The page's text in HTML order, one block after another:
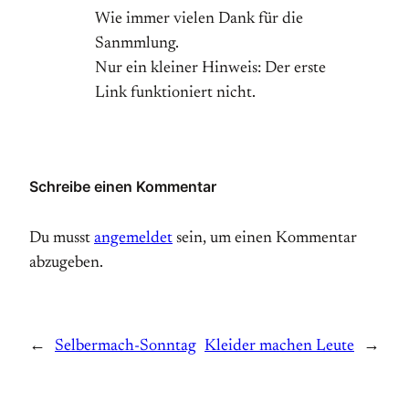
Wie immer vielen Dank für die
Sanmmlung.
Nur ein kleiner Hinweis: Der erste
Link funktioniert nicht.
Schreibe einen Kommentar
Du musst angemeldet sein, um einen Kommentar
abzugeben.
← Selbermach-Sonntag Kleider machen Leute →